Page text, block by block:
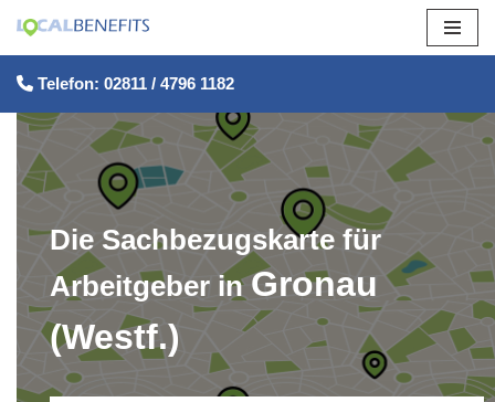
Zum
Inhalt
springen
Telefon: 02811 / 4796 1182
Die Sachbezugskarte für
Arbeitgeber inGronau
(Westf.)